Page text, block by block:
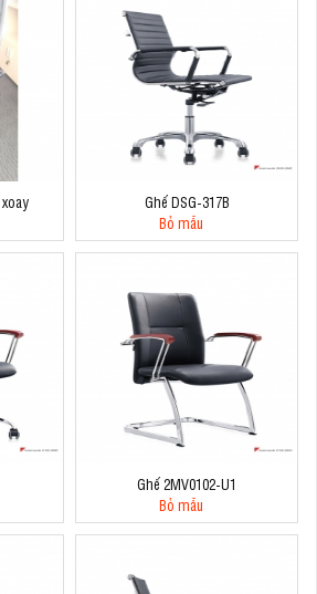
Ghế DSG-317B
Bỏ mẫu
Ghế 2MV0102-U1
Bỏ mẫu